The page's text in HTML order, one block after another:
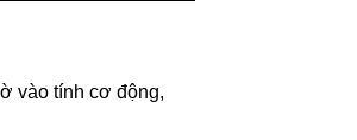
vào tính cơ động,